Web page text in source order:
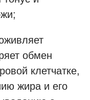
обмен
клетчатке,
жира и его